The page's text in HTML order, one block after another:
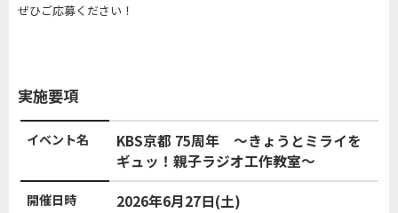
ぜひご応募ください！
実施要項
イベント名
KBS京都 75周年 ～きょうとミライを
ギュッ！親子ラジオ工作教室～
開催日時
2026年6月27日(土)